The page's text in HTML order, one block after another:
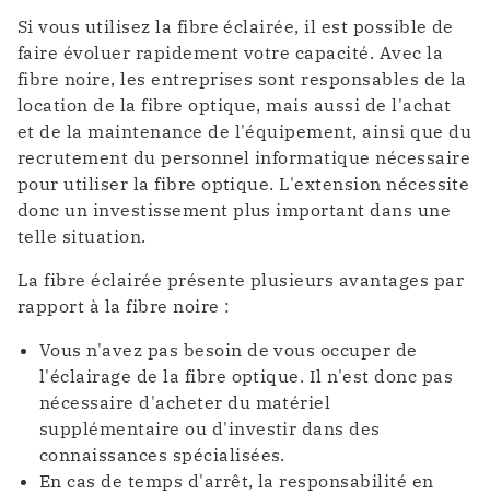
Si vous utilisez la fibre éclairée, il est possible de
faire évoluer rapidement votre capacité. Avec la
fibre noire, les entreprises sont responsables de la
location de la fibre optique, mais aussi de l'achat
et de la maintenance de l'équipement, ainsi que du
recrutement du personnel informatique nécessaire
pour utiliser la fibre optique. L'extension nécessite
donc un investissement plus important dans une
telle situation.
La fibre éclairée présente plusieurs avantages par
rapport à la fibre noire :
Vous n'avez pas besoin de vous occuper de
l'éclairage de la fibre optique. Il n'est donc pas
nécessaire d'acheter du matériel
supplémentaire ou d'investir dans des
connaissances spécialisées.
En cas de temps d'arrêt, la responsabilité en